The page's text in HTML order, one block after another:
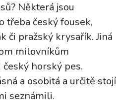
Některá jsou
třeba český fousek,
či pražský krysařík. Jiná
milovníkům
horský pes.
a osobitá a určitě stojí
seznámili.